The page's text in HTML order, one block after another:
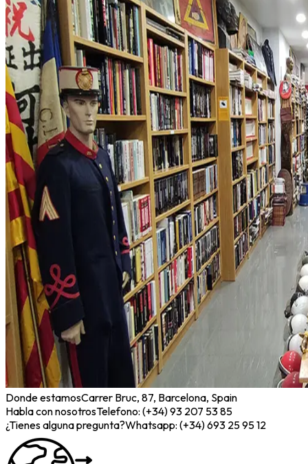
Donde estamosCarrer Bruc, 87, Barcelona, Spain
Habla con nosotrosTelefono: (+34) 93 207 53 85
¿Tienes alguna pregunta?Whatsapp: (+34) 693 25 95 12